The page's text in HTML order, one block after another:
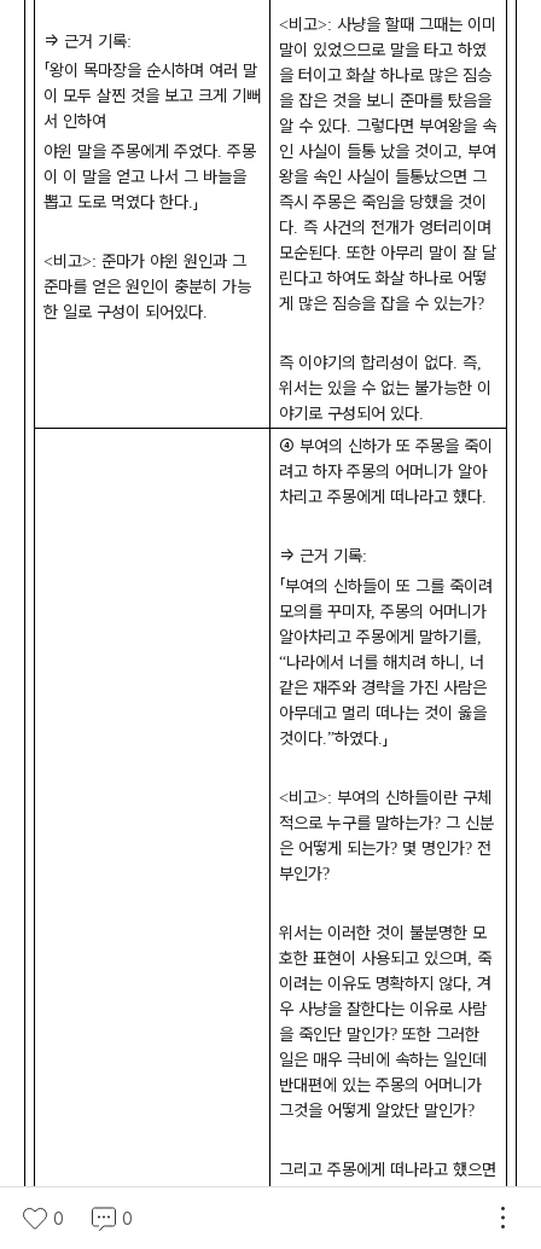
⇒ 근거 기록:
「왕이 목마장을 순시하며 여러 말
이 모두 살찐 것을 보고 크게 기뻐
서 인하여
야윈 말을 주몽에게 주었다. 주몽
이 이 말을 얻고 나서 그 바늘을
뽑고 도로 먹였다 한다. 」
<비고>: 준마가 야윈 원인과 그
준마를 얻은 원인이 충분히 가능
한 일로 구성이 되어있다.
<비고>: 사냥을 할때 그때는 이미
말이 있었으므로 말을 타고 하였
을 터이고 화살 하나로 많은 짐승
을 잡은 것을 보니 준마를 탔음을
알 수 있다. 그렇다면 부여왕을 속
인 사실이 들통 났을 것이고, 부여
왕을 속인 사실이 들통났으면 그
즉시 주몽은 죽임을 당했을 것이
다. 즉 사건의 전개가 엉터리이며
모순된다. 또한 아무리 말이 잘 달
린다고 하여도 화살 하나로 어떻
게 많은 짐승을 잡을 수 있는가?
즉 이야기의 합리성이 없다. 즉,
위서는 있을 수 없는 불가능한 이
야기로 구성되어 있다.
④ 부여의 신하가 또 주몽을 죽이
려고 하자 주몽의 어머니가 알아
차리고 주몽에게 떠나라고 했다.
⇒ 근거 기록:
「부여의 신하들이 또 그를 죽이려
모의를 꾸미자, 주몽의 어머니가
알아차리고 주몽에게 말하기를,
“나라에서 너를 해치려 하니
너
같은 재주와 경략을 가진 사람은
아무데고 멀리 떠나는 것이 옳을
것이다.”하였다. 」
<비고>: 부여의 신하들이란 구체
적으로 누구를 말하는가? 그 신분
은 어떻게 되는가? 몇 명인가? 전
부인가?
위서는 이러한 것이 불분명한 모
호한 표현이 사용되고 있으며
죽
이려는 이유도 명확하지 않다, 겨
우 사냥을 잘한다는 이유로 사람
을 죽인단 말인가? 또한 그러한
일은 매우 극비에 속하는 일인데
반대편에 있는 주몽의 어머니가
그것을 어떻게 알았단 말인가?
그리고 주몽에게 떠나라고 했으면
자신도 위험할텐데 그렇다면 같이
0 0